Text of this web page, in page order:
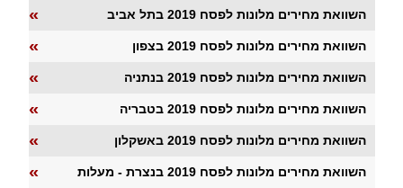
« השוואת מחירים מלונות לפסח 2019 בתל אביב
« השוואת מחירים מלונות לפסח 2019 בצפון
« השוואת מחירים מלונות לפסח 2019 בנתניה
« השוואת מחירים מלונות לפסח 2019 בטבריה
« השוואת מחירים מלונות לפסח 2019 באשקלון
« השוואת מחירים מלונות לפסח 2019 בנצרת - מעלות